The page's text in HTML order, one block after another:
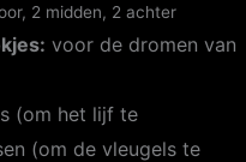
2 midden, 2 achter
voor de dromen van
(om het lijf te
(om de vleugels te